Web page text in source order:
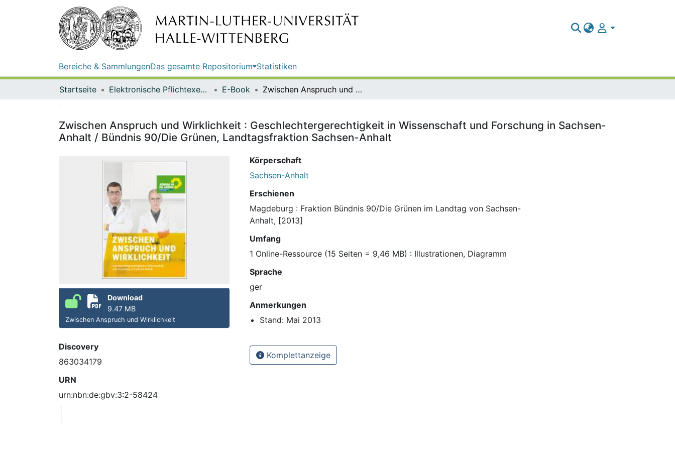
Bereiche & SammlungenDas gesamte Repositorium Statistiken
Startseite Elektronische Pflichtexemplare E-Book Zwischen Anspruch und Wirklichkeit : Geschlechtergerechtigkeit in Wissenschaft und Forschung in Sachsen-Anhalt / Bündnis 90/Die Grünen, Landtagsfraktion Sachsen-Anhalt
Zwischen Anspruch und Wirklichkeit : Geschlechtergerechtigkeit in Wissenschaft und Forschung in Sachsen-
Anhalt / Bündnis 90/Die Grünen, Landtagsfraktion Sachsen-Anhalt
Download
9.47 MB
Zwischen Anspruch und Wirklichkeit
Discovery
863034179
URN
urn:nbn:de:gbv:3:2-58424
Körperschaft
Sachsen-Anhalt
Erschienen
Magdeburg : Fraktion Bündnis 90/Die Grünen im Landtag von Sachsen-
Anhalt, [2013]
Umfang
1 Online-Ressource (15 Seiten = 9,46 MB) : Illustrationen, Diagramm
Sprache
ger
Anmerkungen
Stand: Mai 2013
Komplettanzeige